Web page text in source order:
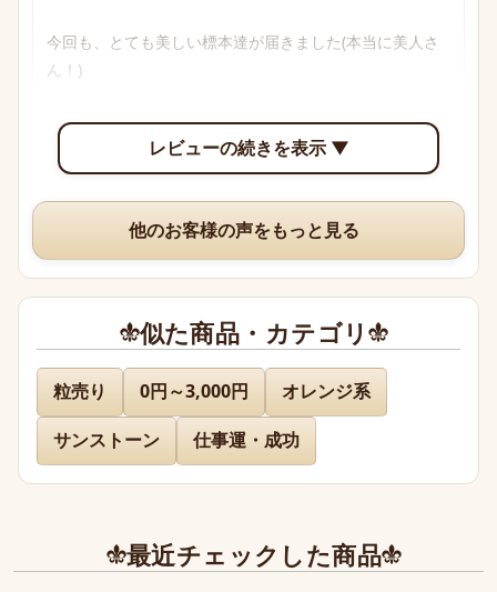
今回も、とても美しい標本達が届きました(本当に美人さ
ん！)
透明感のあるブルーからパープル、多色性がはっきり確認
できて眺めていて楽しいです。
いつも、丁寧な梱包や手書きのメッセージ、そして素敵な
オマケまでありがとうございますm(*_ _)m
名無し 様
先日通販を利用させて頂きましたが迅速に対応、お送り下
レビューの続きを表示 ▼
他のお客様の声をもっと見る
似た商品・カテゴリ
粒売り 0円～3,000円
オレンジ系
サンストーン
仕事運・成功
最近チェックした商品